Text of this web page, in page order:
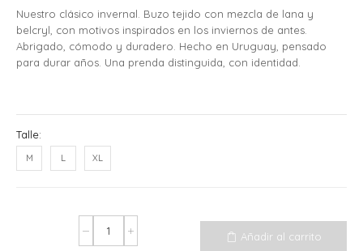
Nuestro clásico invernal. Buzo tejido con mezcla de lana y
belcryl, con motivos inspirados en los inviernos de antes.
Abrigado, cómodo y duradero. Hecho en Uruguay, pensado
para durar años. Una prenda distinguida, con identidad.
Talle:
M L XL
Añadir al carrito